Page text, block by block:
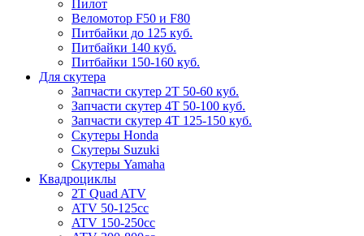
Пилот
Веломотор F50 и F80
Питбайки до 125 куб.
Питбайки 140 куб.
Питбайки 150-160 куб.
Для скутера
Запчасти скутер 2Т 50-60 куб.
Запчасти скутер 4Т 50-100 куб.
Запчасти скутер 4Т 125-150 куб.
Скутеры Honda
Скутеры Suzuki
Скутеры Yamaha
Квадроциклы
2T Quad ATV
ATV 50-125cc
ATV 150-250cc